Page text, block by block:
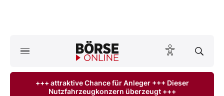
ktuelle Ausgabe BÖRSE ONLINE lesen
+++ attraktive Chance für Anleger +++ Dieser
Nutzfahrzeugkonzern überzeugt +++